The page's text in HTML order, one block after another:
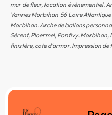
mur de fleur, location évènementiel.
Vannes Morbihan 56 Loire
Morbihan. Arche de ballons
Sérent, Ploermel,
finistère, cote d’armor. Impression